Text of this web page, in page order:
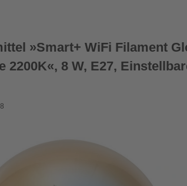
»Smart+ WiFi Filament
2200K«, 8 W, E27,